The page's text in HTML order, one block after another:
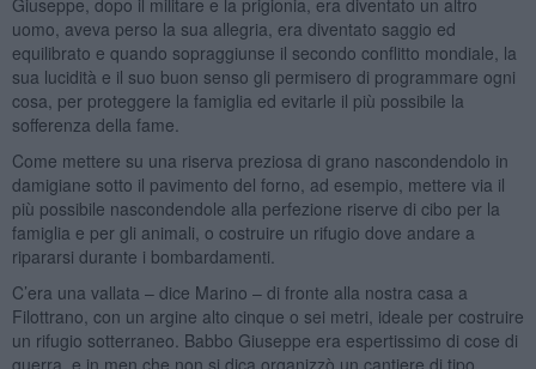
uomo, aveva perso la sua allegria, era diventato saggio ed
equilibrato e quando sopraggiunse il secondo conflitto mondiale, la
sua lucidità e il suo buon senso gli permisero di programmare ogni
cosa, per proteggere la famiglia ed evitarle il più possibile la
sofferenza della fame.
Come mettere su una riserva preziosa di grano nascondendolo in
damigiane sotto il pavimento del forno, ad esempio, mettere via il
più possibile nascondendole alla perfezione riserve di cibo per la
famiglia e per gli animali, o costruire un rifugio dove andare a
ripararsi durante i bombardamenti.
C’era una vallata – dice Marino – di fronte alla nostra casa a
Filottrano, con un argine alto cinque o sei metri, ideale per costruire
un rifugio sotterraneo. Babbo Giuseppe era espertissimo di cose di
guerra, e in men che non si dica organizzò un cantiere di tipo